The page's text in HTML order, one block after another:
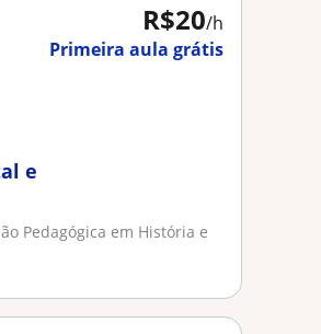
R$20/h
Primeira aula grátis
e
Pedagógica em História e